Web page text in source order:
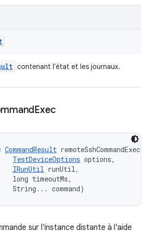
contenant l'état et les journaux.
Exec
CommandResult remoteSshCommandExec (
TestDeviceOptions options,
IRunUtil runUtil,
long timeoutMs,
String... command)
sur l'instance distante à l'aide